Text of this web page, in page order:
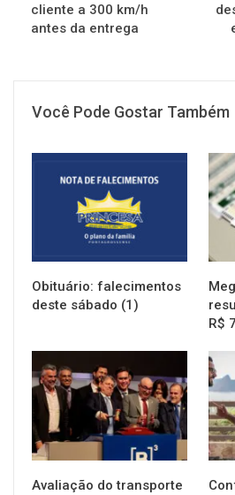
cliente a 300 km/h
antes da entrega
Você Pode Gostar Também
Obituário: falecimentos
deste sábado (1)
R$
NOTÍCIAS
Avaliação do transporte